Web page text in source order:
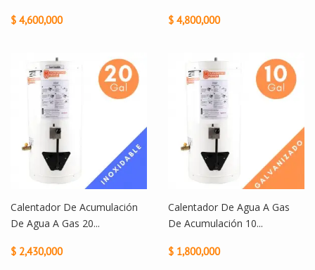
$ 4,600,000 $ 4,800,000
Calentador De Acumulación
De Agua A Gas 20...
$ 2,430,000
Calentador De Agua A Gas
De Acumulación 10...
$ 1,800,000